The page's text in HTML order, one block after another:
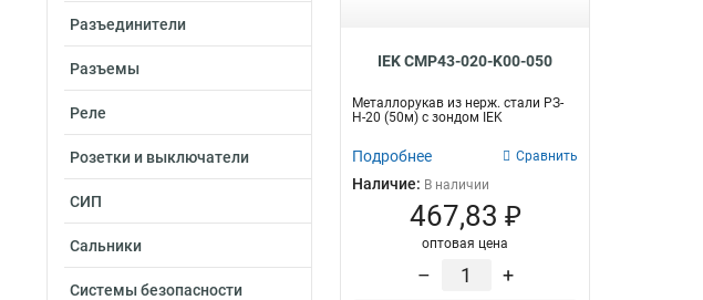
Разъединители
Разъемы
Реле
Розетки и выключатели
СИП
Сальники
Системы безопасности
IEK CMP43-020-K00-050
Металлорукав из нерж. стали РЗ-
Н-20 (50м) с зондом IEK
Подробнее Сравнить
Наличие: В наличии
467,83 ₽
оптовая цена
– +